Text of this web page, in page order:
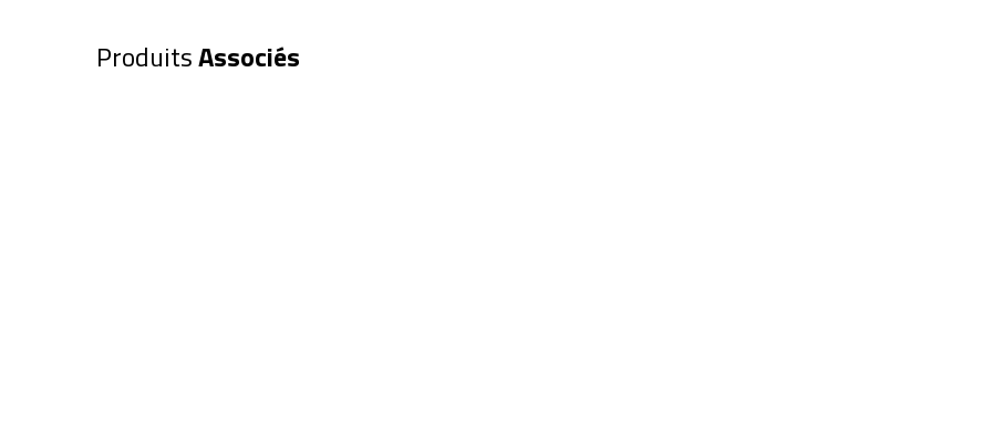
ProduitsAssociés